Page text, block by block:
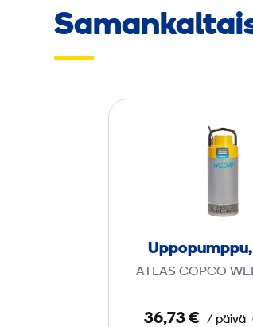
p
p
u
p
ATLAS COPCO
36,73 € / päivä